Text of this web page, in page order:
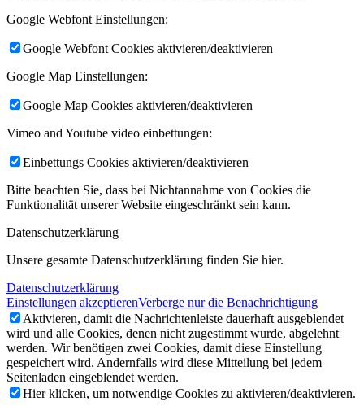
Google Webfont Einstellungen:
Google Webfont Cookies aktivieren/deaktivieren
Google Map Einstellungen:
Google Map Cookies aktivieren/deaktivieren
Vimeo and Youtube video einbettungen:
Einbettungs Cookies aktivieren/deaktivieren
Bitte beachten Sie, dass bei Nichtannahme von Cookies die
Funktionalität unserer Website eingeschränkt sein kann.
Datenschutzerklärung
Unsere gesamte Datenschutzerklärung finden Sie hier.
Datenschutzerklärung
Einstellungen akzeptierenVerberge nur die Benachrichtigung
Aktivieren, damit die Nachrichtenleiste dauerhaft ausgeblendet
wird und alle Cookies, denen nicht zugestimmt wurde, abgelehnt
werden. Wir benötigen zwei Cookies, damit diese Einstellung
gespeichert wird. Andernfalls wird diese Mitteilung bei jedem
Seitenladen eingeblendet werden.
Hier klicken, um notwendige Cookies zu aktivieren/deaktivieren.